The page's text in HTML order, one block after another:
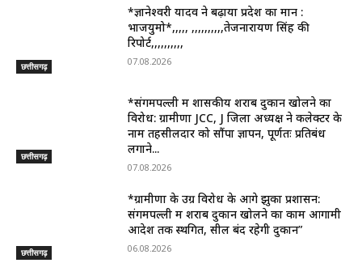
छत्तीसगढ़
*ज्ञानेश्वरी यादव ने बढ़ाया प्रदेश का मान :
भाजयुमो*,,,,, ,,,,,,,,,,तेजनारायण सिंह की
रिपोर्ट,,,,,,,,,,
07.08.2026
छत्तीसगढ़
*संगमपल्ली में शासकीय शराब दुकान खोलने का
विरोध: ग्रामीणों JCC, J जिला अध्यक्ष ने कलेक्टर के
नाम तहसीलदार को सौंपा ज्ञापन, पूर्णतः प्रतिबंध
लगाने...
07.08.2026
छत्तीसगढ़
*ग्रामीणों के उग्र विरोध के आगे झुका प्रशासन:
संगमपल्ली में शराब दुकान खोलने का काम आगामी
आदेश तक स्थगित, सील बंद रहेगी दुकान”
06.08.2026